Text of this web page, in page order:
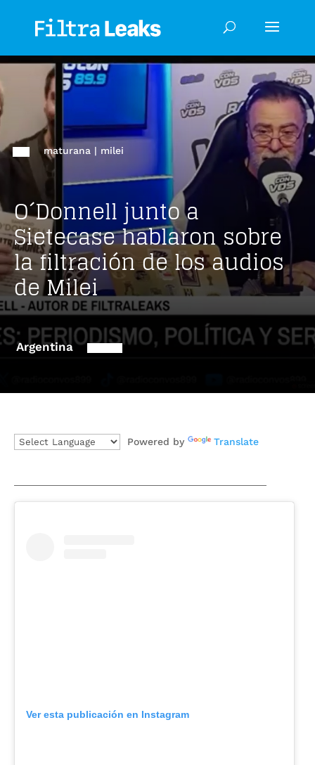
maturana | milei
O´Donnell junto a
Sietecase hablaron sobre
la filtración de los audios
de Milei
Argentina
Powered by Translate
Ver esta publicación en Instagram